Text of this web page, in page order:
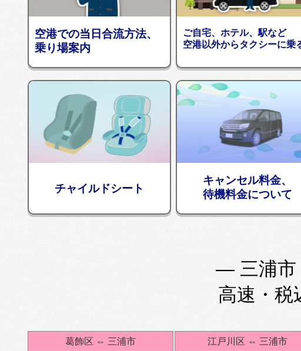
空港での当日合流方法、
乗り場案内
ご自宅、ホテル、駅など
空港以外からタクシーに乗
チャイルドシート
キャンセル料金、
待機料金について
— 三浦
高速・税
葛飾区 ⇔ 三浦市 江戸川区 ⇔ 三浦市